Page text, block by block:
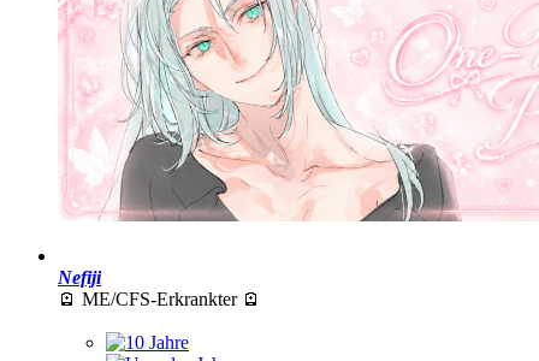
Nefiji
🪫 ME/CFS-Erkrankter 🪫